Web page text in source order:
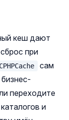
кеш дают
при
CPHPCache
сам
переходите
и